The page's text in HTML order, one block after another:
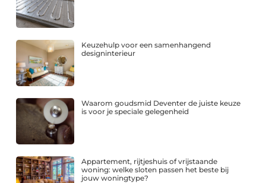
Keuzehulp voor een samenhangend
designinterieur
Waarom goudsmid Deventer de juiste keuze
is voor je speciale gelegenheid
Appartement, rijtjeshuis of vrijstaande
woning: welke sloten passen het beste bij
jouw woningtype?